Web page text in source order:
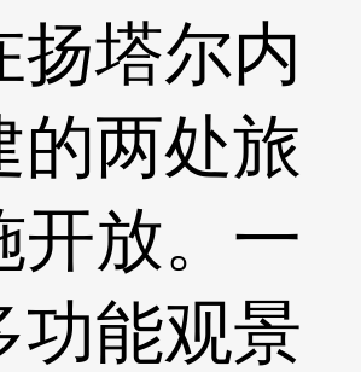
扬塔尔内
的两处旅
开放。一
功能观景